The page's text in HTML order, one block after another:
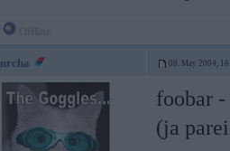
nrcha 08. May 2004,
foobar
(ja